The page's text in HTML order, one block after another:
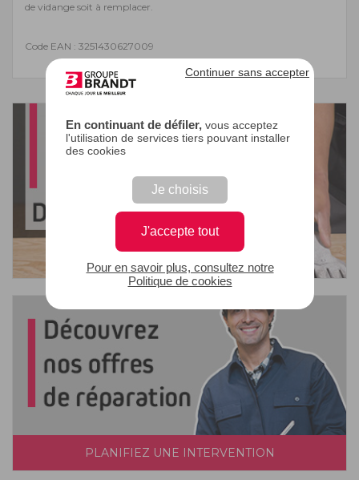
En continuant de défiler,vous acceptez
l'utilisation de services tiers pouvant installer
des cookies
Je choisis
J'accepte tout
Continuer sans accepter
Pour en savoir plus, consultez notre
Politique de cookies
de vidange soit à remplacer.
Code EAN : 3251430627009
PLANIFIEZ UNE INTERVENTION